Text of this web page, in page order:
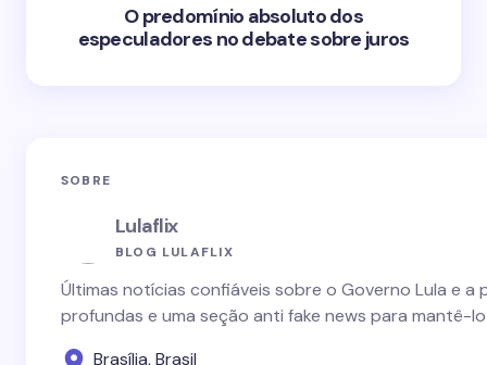
O predomínio absoluto dos
especuladores no debate sobre juros
SOBRE
Lulaflix
BLOG LULAFLIX
Últimas notícias confiáveis sobre o Governo Lula e
profundas e uma seção anti fake news para mantê-
Brasília, Brasil